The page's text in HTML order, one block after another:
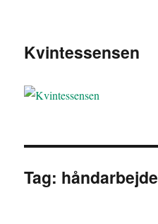
Kvintessensen
Tag: håndarbejde